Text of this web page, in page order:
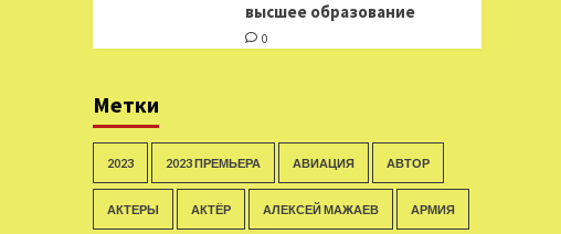
высшее образование
0
Метки
2023 2023 ПРЕМЬЕРА АВИАЦИЯ АВТОР
АКТЕРЫ АКТЁР АЛЕКСЕЙ МАЖАЕВ АРМИЯ